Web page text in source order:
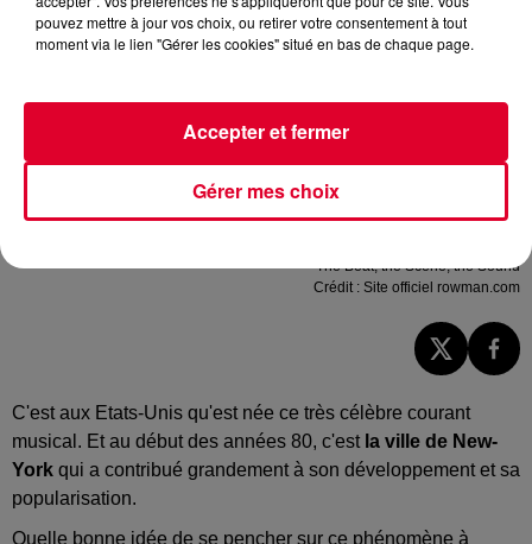
The Beat, the Scene, the Sound
Crédit : Site officiel rowman.com
C'est aux Etats-Unis qu'est née ce très célèbre courant
musical. Et au début des années 80, c'est la ville de New-
York qui a contribué grandement à son développement et sa
popularisation.
Quelle bonne idée de se pencher sur ce phénomène à
pouvez mettre à jour vos choix, ou retirer votre consentement à tout
moment via le lien "Gérer les cookies" situé en bas de chaque page.
Gérer mes choix
Accepter et fermer